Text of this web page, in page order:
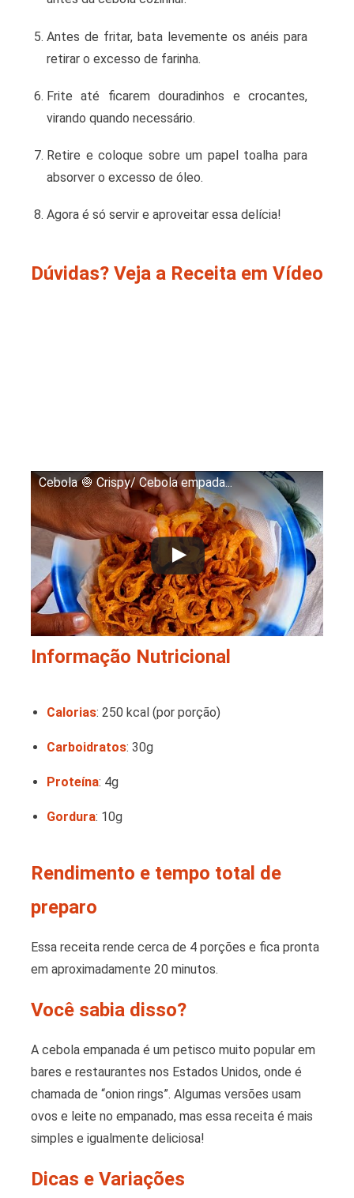
Antes de fritar, bata levemente os anéis para
retirar o excesso de farinha.
Frite até ficarem douradinhos e crocantes,
virando quando necessário.
Retire e coloque sobre um papel toalha para
absorver o excesso de óleo.
Agora é só servir e aproveitar essa delícia!
Dúvidas? Veja a Receita em Vídeo
Cebola 🧅 Crispy/ Cebola empada...
Informação Nutricional
Calorias: 250 kcal (por porção)
Carboidratos: 30g
Proteína: 4g
Gordura: 10g
Rendimento e tempo total de
preparo
Essa receita rende cerca de 4 porções e fica pronta
em aproximadamente 20 minutos.
Você sabia disso?
A cebola empanada é um petisco muito popular em
bares e restaurantes nos Estados Unidos, onde é
chamada de “onion rings”. Algumas versões usam
ovos e leite no empanado, mas essa receita é mais
simples e igualmente deliciosa!
Dicas e Variações